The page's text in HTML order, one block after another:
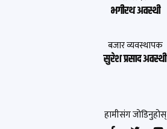
भगीरथ अवस्थी
बजार व्यवस्थापक
सुरेश प्रसाद अवस्थी
हामीसंग जोडिनुहोस्